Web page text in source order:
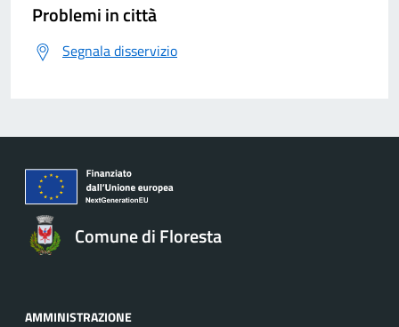
Problemi in città
Segnala disservizio
Comune di Floresta
AMMINISTRAZIONE